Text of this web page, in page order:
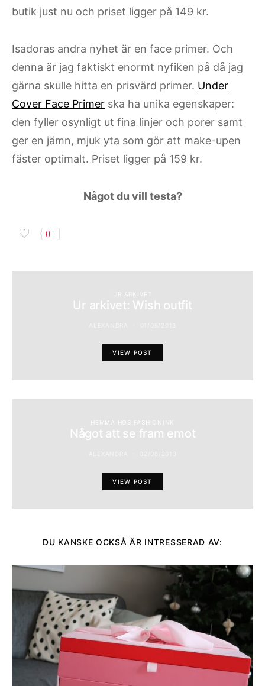
butik just nu och priset ligger på 149 kr.
Isadoras andra nyhet är en face primer. Och
denna är jag faktiskt enormt nyfiken på då jag
gärna skulle hitta en prisvärd primer. Under
Cover Face Primer ska ha unika egenskaper:
den fyller osynligt ut fina linjer och porer samt
ger en jämn, mjuk yta som gör att make-upen
fäster optimalt. Priset ligger på 159 kr.
Något du vill testa?
0+
UR ARKIVET
Ur arkivet: Wish outfit
VIEW POST
HEMMA HOS FASHIONINK
Något att se fram emot
VIEW POST
DU KANSKE OCKSÅ ÄR INTRESSERAD AV: